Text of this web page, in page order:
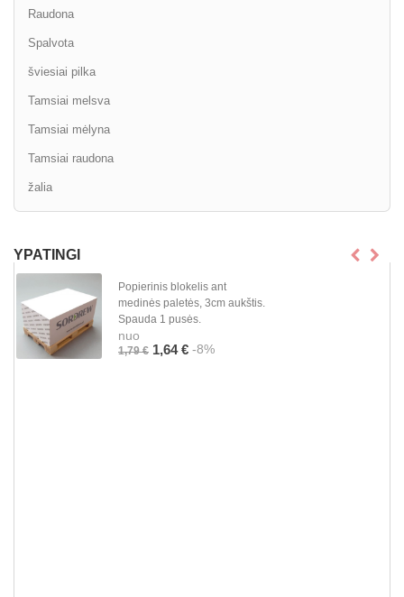
Raudona
Spalvota
šviesiai pilka
Tamsiai melsva
Tamsiai mėlyna
Tamsiai raudona
žalia
YPATINGI
Popierinis blokelis ant
medinės paletės, 3cm aukštis.
Spauda 1 pusės.
nuo
1,79 € 1,64 € -8%